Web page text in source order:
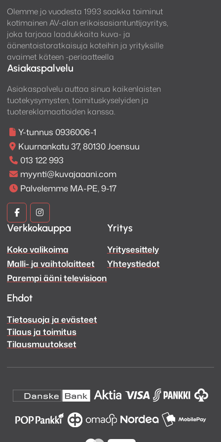
Olemme jo vuodesta 1993 saakka toiminut
kotimainen AV-alan erikoisasiantuntijayritys,
joka tarjoaa laadukkaita kuva- ja
äänentoistoratkaisuja koteihin ja yrityksille
avaimet käteen -periaatteella
Asiakaspalvelu
Asiakaspalvelu auttaa sinua kaikenlaisten
tuotekysymysten, toimituskyselyiden ja
tuotereklamaatioiden kanssa.
Y-tunnus 0936006-1
Kuurnankatu 37, 80130 Joensuu
013 122 993
myynti@kuvajaaani.com
Palvelemme MA-PE, 9-17
Kuva
ja
Ääni
Facebook
Kuva
ja
Ääni
Instagram
Verkkokauppa
Koko valikoima
Malli- ja vaihtolaitteet
Parempi ääni televisioon
Yritys
Yritysesittely
Yhteystiedot
Ehdot
Tietosuoja ja evästeet
Tilaus ja toimitus
Tilausmuutokset